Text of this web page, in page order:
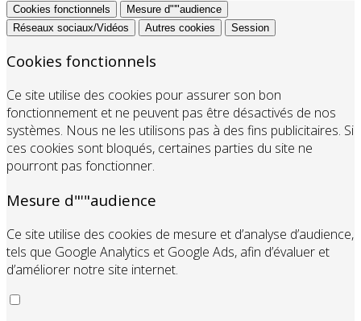
Cookies fonctionnels
Mesure d"'"audience
Réseaux sociaux/Vidéos
Autres cookies Session
Cookies fonctionnels
Ce site utilise des cookies pour assurer son bon
fonctionnement et ne peuvent pas être désactivés de nos
systèmes. Nous ne les utilisons pas à des fins publicitaires. Si
ces cookies sont bloqués, certaines parties du site ne
pourront pas fonctionner.
Mesure d"'"audience
Ce site utilise des cookies de mesure et d’analyse d’audience,
tels que Google Analytics et Google Ads, afin d’évaluer et
d’améliorer notre site internet.